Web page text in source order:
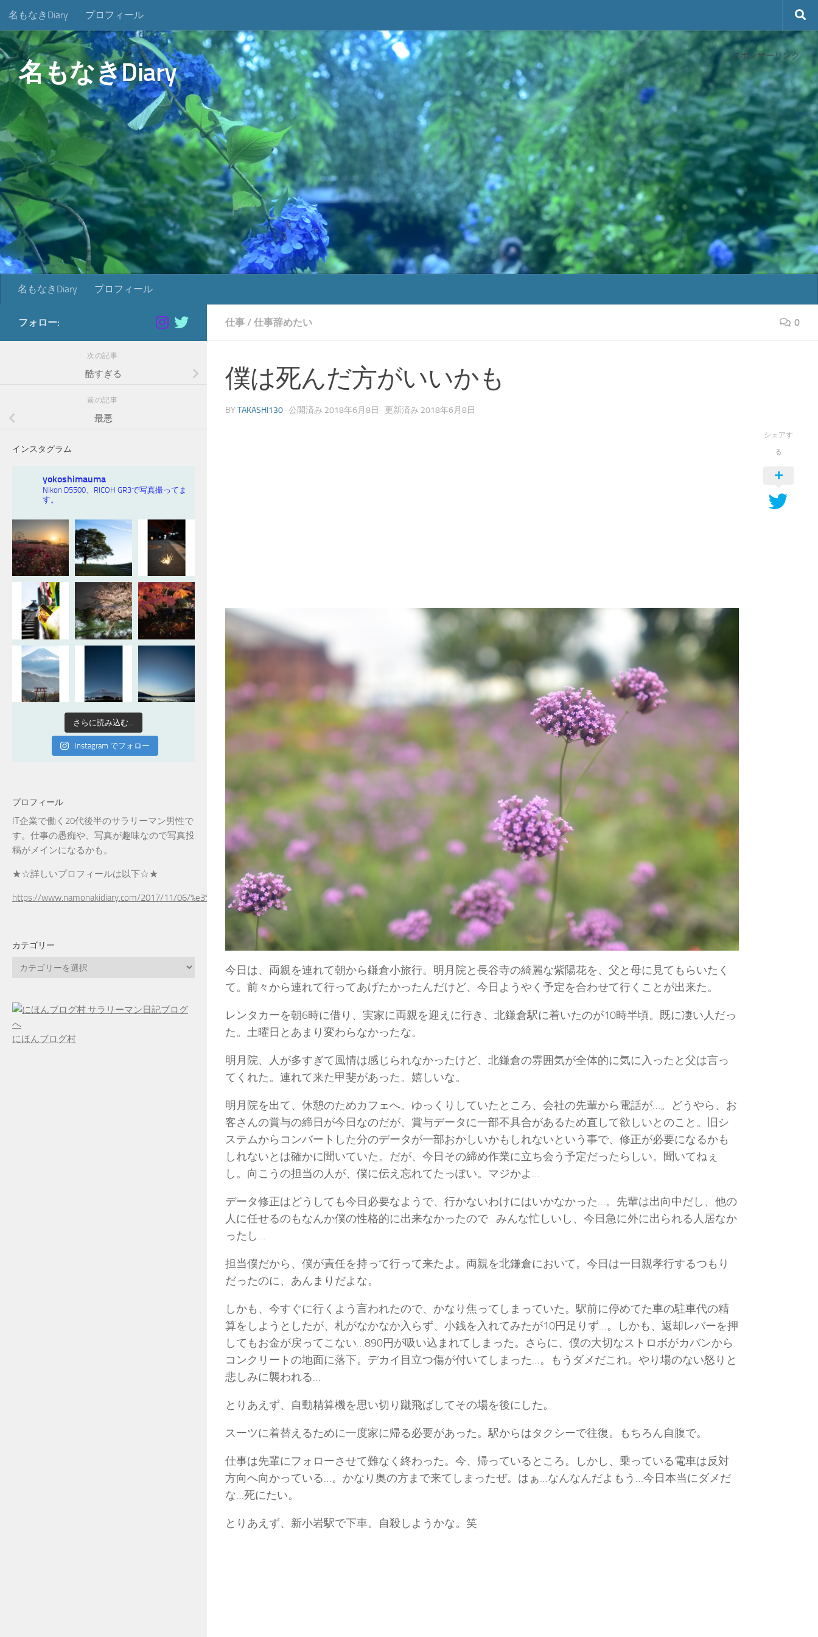
コンテンツへスキップ
名もなきDiary プロフィール
名もなきDiary
スポンサーリンク
名もなきDiary プロフィール
仕事 / 仕事辞めたい 0
僕は死んだ方がいいかも
BY TAKASHI130 · 公開済み 2018年6月8日 · 更新済み 2018年6月8日
今日は、両親を連れて朝から鎌倉小旅行。明月院と長谷寺の綺麗な紫陽花を、父と母に見てもらいたく
て。前々から連れて行ってあげたかったんだけど、今日ようやく予定を合わせて行くことが出来た。
レンタカーを朝6時に借り、実家に両親を迎えに行き、北鎌倉駅に着いたのが10時半頃。既に凄い人だっ
た。土曜日とあまり変わらなかったな。
明月院、人が多すぎて風情は感じられなかったけど、北鎌倉の雰囲気が全体的に気に入ったと父は言っ
てくれた。連れて来た甲斐があった。嬉しいな。
明月院を出て、休憩のためカフェへ。ゆっくりしていたところ、会社の先輩から電話が…。どうやら、お
客さんの賞与の締日が今日なのだが、賞与データに一部不具合があるため直して欲しいとのこと。旧シ
ステムからコンバートした分のデータが一部おかしいかもしれないという事で、修正が必要になるかも
しれないとは確かに聞いていた。だが、今日その締め作業に立ち会う予定だったらしい。聞いてねぇ
し。向こうの担当の人が、僕に伝え忘れてたっぽい。マジかよ…
データ修正はどうしても今日必要なようで、行かないわけにはいかなかった…。先輩は出向中だし、他の
人に任せるのもなんか僕の性格的に出来なかったので…みんな忙しいし、今日急に外に出られる人居なか
ったし…
担当僕だから、僕が責任を持って行って来たよ。両親を北鎌倉において。今日は一日親孝行するつもり
だったのに、あんまりだよな。
しかも、今すぐに行くよう言われたので、かなり焦ってしまっていた。駅前に停めてた車の駐車代の精
算をしようとしたが、札がなかなか入らず、小銭を入れてみたが10円足りず…。しかも、返却レバーを押
してもお金が戻ってこない…890円が吸い込まれてしまった。さらに、僕の大切なストロボがカバンから
コンクリートの地面に落下。デカイ目立つ傷が付いてしまった…。もうダメだこれ。やり場のない怒りと
悲しみに襲われる…
とりあえず、自動精算機を思い切り蹴飛ばしてその場を後にした。
スーツに着替えるために一度家に帰る必要があった。駅からはタクシーで往復。もちろん自腹で。
仕事は先輩にフォローさせて難なく終わった。今、帰っているところ。しかし、乗っている電車は反対
方向へ向かっている…。かなり奥の方まで来てしまったぜ。はぁ…なんなんだよもう…今日本当にダメだ
な…死にたい。
とりあえず、新小岩駅で下車。自殺しようかな。笑
シェアす
る
フォロー:
次の記事
酷すぎる
前の記事
最悪
インスタグラム
yokoshimauma
Nikon D5500、RICOH GR3で写真撮ってま
す。
さらに読み込む...
Instagram でフォロー
プロフィール
IT企業で働く20代後半のサラリーマン男性で
す。仕事の愚痴や、写真が趣味なので写真投
稿がメインになるかも。
★☆詳しいプロフィールは以下☆★
https://www.namonakidiary.com/2017/11/06/%e3%83%97%e3%83%ad%e3%83%95%e3%82%a3%e3%83%bc%e3%83%ab/
カテゴリー
リ
ー
にほんブログ村